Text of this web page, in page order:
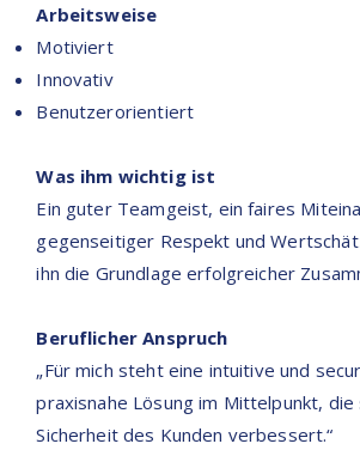
Arbeitsweise
Motiviert
Innovativ
Benutzerorientiert
Was ihm wichtig ist
Ein guter Teamgeist, ein faires
gegenseitiger Respekt und
ihn die Grundlage erfolgreicher
Beruflicher Anspruch
„Für mich steht eine intuitive und
praxisnahe Lösung im Mittelpunkt,
Sicherheit des Kunden verbessert.“